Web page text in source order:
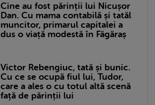
Cine au fost părinții lui Nicușor
Dan. Cu mama contabilă și tatăl
muncitor, primarul capitalei a
dus o viață modestă în Făgăraș
Victor Rebengiuc, tată și bunic.
Cu ce se ocupă fiul lui, Tudor,
care a ales o cu totul altă scenă
față de părinții lui